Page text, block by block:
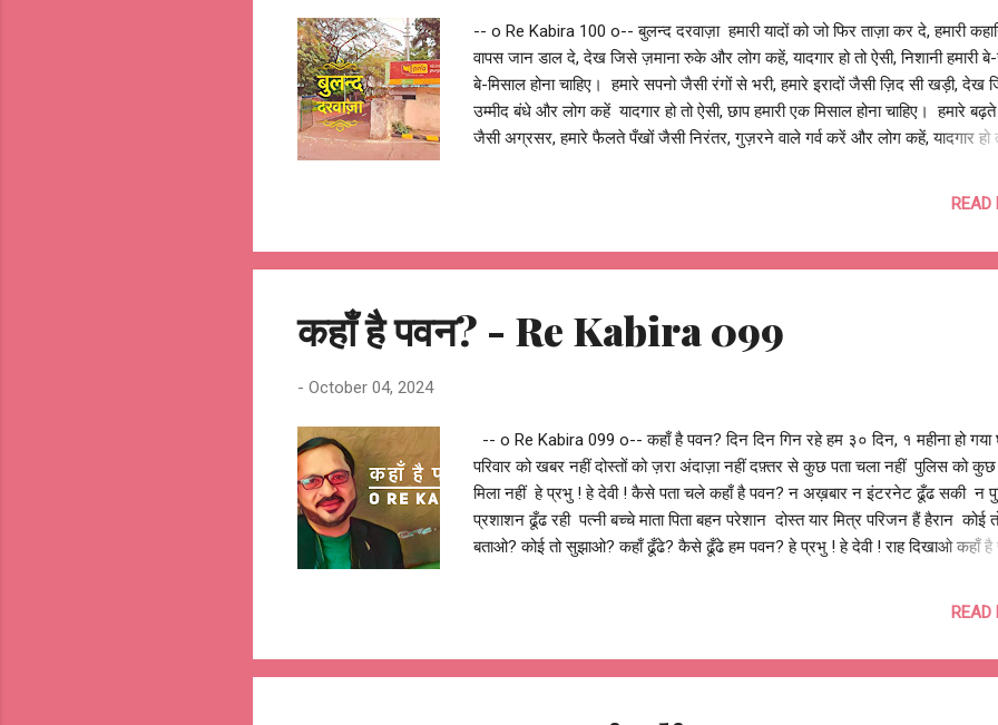
-- o Re Kabira 100 o-- बुलन्द दरवाज़ा हमारी यादों को जो फिर ताज़ा कर दे, हमारी
वापस जान डाल दे, देख जिसे ज़माना रुके और लोग कहें, यादगार हो तो ऐसी, निशानी हमारी
बे-मिसाल होना चाहिए। हमारे सपनो जैसी रंगों से भरी, हमारे इरादों जैसी ज़िद सी खड़ी, देख
उम्मीद बंधे और लोग कहें यादगार हो तो ऐसी, छाप हमारी एक मिसाल होना चाहिए। हमारे
जैसी अग्रसर, हमारे फैलते पँखों जैसी निरंतर, गुज़रने वाले गर्व करें और लोग कहें, यादगार हो
पहचान बने, योगदान प्रेरित करे और लोग कहें, यादगार हो तो ऐसी, जीत का प्रतीक शानदार
हमारी मुहर, हमारी जीत का प्रतीक, हमारे आरंभ का द्वार बुलन्द होना चाहिए ! बुलन्द होना
READ
कहाँ है पवन? - Re Kabira 099
- October 04, 2024
-- o Re Kabira 099 o-- कहाँ है पवन? दिन दिन गिन रहे हम ३० दिन, १ महीना हो गया
परिवार को खबर नहीं दोस्तों को ज़रा अंदाज़ा नहीं दफ़्तर से कुछ पता चला नहीं पुलिस को कुछ
मिला नहीं हे प्रभु ! हे देवी ! कैसे पता चले कहाँ है पवन? न अख़बार न इंटरनेट ढूँढ सकी न
प्रशाशन ढूँढ रही पत्नी बच्चे माता पिता बहन परेशान दोस्त यार मित्र परिजन हैं हैरान कोई
बताओ? कोई तो सुझाओ? कहाँ ढूँढे? कैसे ढूँढे हम पवन? हे प्रभु ! हे देवी ! राह दिखाओ कहाँ है
READ